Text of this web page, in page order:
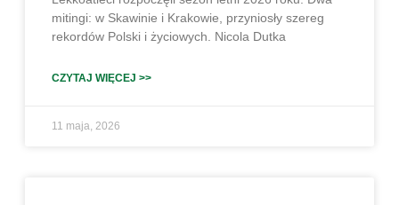
mitingi: w Skawinie i Krakowie, przyniosły szereg
rekordów Polski i życiowych. Nicola Dutka
CZYTAJ WIĘCEJ >>
11 maja, 2026